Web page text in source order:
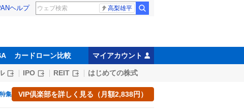
ヘルプ 高梨雄平
カードローン比較 マイアカウント
IPO REIT はじめての株式
集 VIP倶楽部を詳しく見る（月額2,838円）